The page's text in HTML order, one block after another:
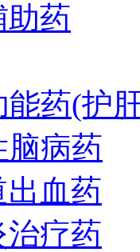
助药
能药(护
脑病药
出血药
治疗药